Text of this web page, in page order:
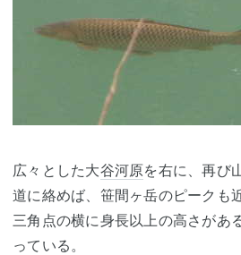
広々とした大谷河原を右に、再び
道に絡めば、笹間ヶ岳のピークも近
三角点の横に身長以上の高さがあ
っている。